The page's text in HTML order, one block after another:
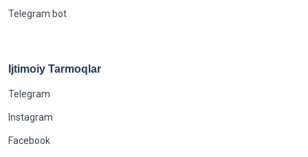
Telegram bot
Ijtimoiy Tarmoqlar
Telegram
Instagram
Facebook